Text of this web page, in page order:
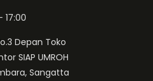
17:00
Depan Toko
SIAP UMROH
Sangatta